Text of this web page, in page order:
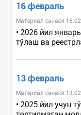
16 февраль
Материал санаси
• 2026 йил
тўлаш ва
13 февраль
Материал санаси
• 2025 йил учун